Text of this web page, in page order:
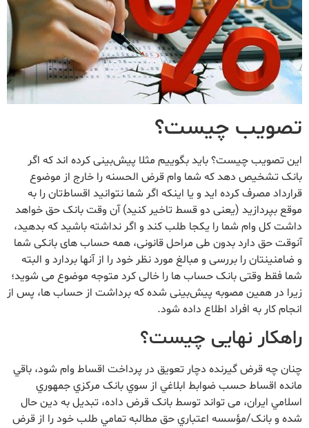
تصویب چیست؟
این تصویب چیست؟ باید بگوییم مثلا پیش‌بینی کرده‌ اند که اگر
بانک تشخیص دهد که شما وام قرض‌ الحسنه را خارج از موضوع
قرارداد مصرف کرده ‌اید و یا اینکه اگر شما نتوانید اقساط‌تان را به
موقع بپردازید (یعنی دو قسط تاخیر کنید) آن وقت بانک حق خواهد
داشت کل وام شما را یکجا طلب کند و اگر نداشته باشید که بدهید،
آنوقت حق دارد بدون طی مراحل قانونی، همه حساب های بانکی شما
و ضامنینتان را بررسی و مبالغ مورد نظر خود را از آنها بردارد و البته
شما فقط وقتی بانک حساب ها را خالی کرد متوجه موضوع می شوید؛
زیرا در همین مصوبه پیش‌بینی شده که برداشت از حساب ها، پس از
انجام کار به افراد اطلاع داده شود.
راهکار نهایی چیست؟
چنان چه قرض گيرنده دچار تعویق در پرداخت اقساط وام شود، باقي
مانده اقساط حسب ضوابط ابلاغي از سوي بانک مرکزي جمهوري
اسلامي ايران، می تواند توسط بانک قرض داده، تبديل به دين حال
شده و بانک/مؤسسه اعتباري حق مطالبه تمامي طلب خود را از قرض